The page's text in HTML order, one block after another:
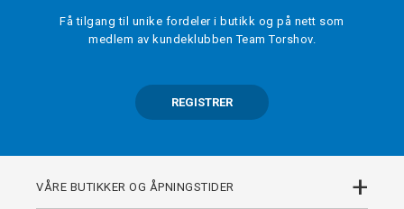
Få tilgang til unike fordeler i butikk og på nett som
medlem av kundeklubben Team Torshov.
REGISTRER
VÅRE BUTIKKER OG ÅPNINGSTIDER +